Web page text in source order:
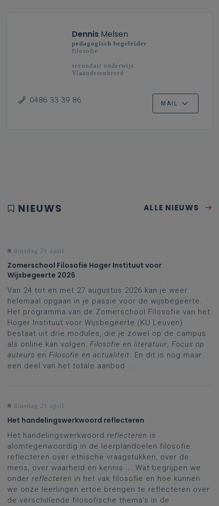
Dennis Melsen
pedagogisch begeleider
filosofie
secundair onderwijs
Vlaanderenbreed
0486 33 39 86 MAIL
NIEUWS ALLE NIEUWS
dinsdag 21 april
Zomerschool Filosofie Hoger Instituut voor
Wijsbegeerte 2026
Van 24 tot en met 27 augustus 2026 kan je weer
helemaal opgaan in je passie voor de wijsbegeerte.
Het programma van de Zomerschool Filosofie van het
Hoger Instituut voor Wijsbegeerte (KU Leuven)
bestaat uit drie modules, die je zowel op de campus
als online kan volgen: Filosofie en literatuur, Focus op
auteurs en Filosofie en actualiteit. En dit is nog maar
een deel van het totale aanbod ...
dinsdag 21 april
Het handelingswerkwoord reflecteren
Het handelingswerkwoord reflecteren is
alomtegenwoordig in de leerplandoelen filosofie:
reflecteren over ethische vraagstukken, over de
mens, over waarheid en kennis ... Wat begrijpen we
onder reflecteren in het vak filosofie en hoe kunnen
we onze leerlingen ertoe brengen te reflecteren over
de verschillende filosofische thema's in de